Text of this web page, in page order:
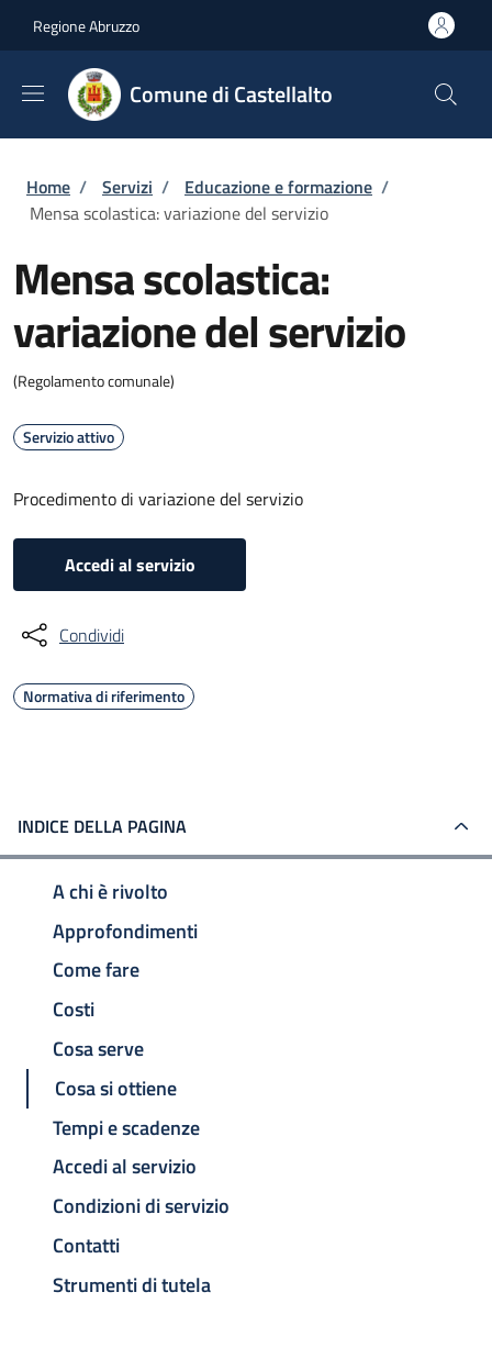
Regione Abruzzo
Comune di Castellalto
Briciole di pane
Home / Servizi / Educazione e formazione /
Mensa scolastica: variazione del servizio
Mensa scolastica:
variazione del servizio
(Regolamento comunale)
Servizio attivo
Procedimento di variazione del servizio
Accedi al servizio
Condividi
Normativa di riferimento
INDICE DELLA PAGINA
A chi è rivolto
Approfondimenti
Come fare
Costi
Cosa serve
Cosa si ottiene
Tempi e scadenze
Accedi al servizio
Condizioni di servizio
Contatti
Strumenti di tutela